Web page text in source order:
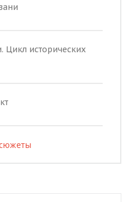
Цикл исторических